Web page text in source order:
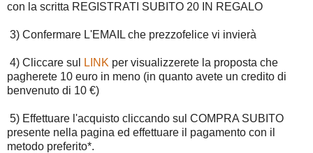
con la scritta REGISTRATI SUBITO 20 IN REGALO
3) Confermare L'EMAIL che prezzofelice vi invierà
4) Cliccare sul LINK per visualizzerete la proposta che
pagherete 10 euro in meno (in quanto avete un credito di
benvenuto di 10 €)
5) Effettuare l'acquisto cliccando sul COMPRA SUBITO
presente nella pagina ed effettuare il pagamento con il
metodo preferito*.